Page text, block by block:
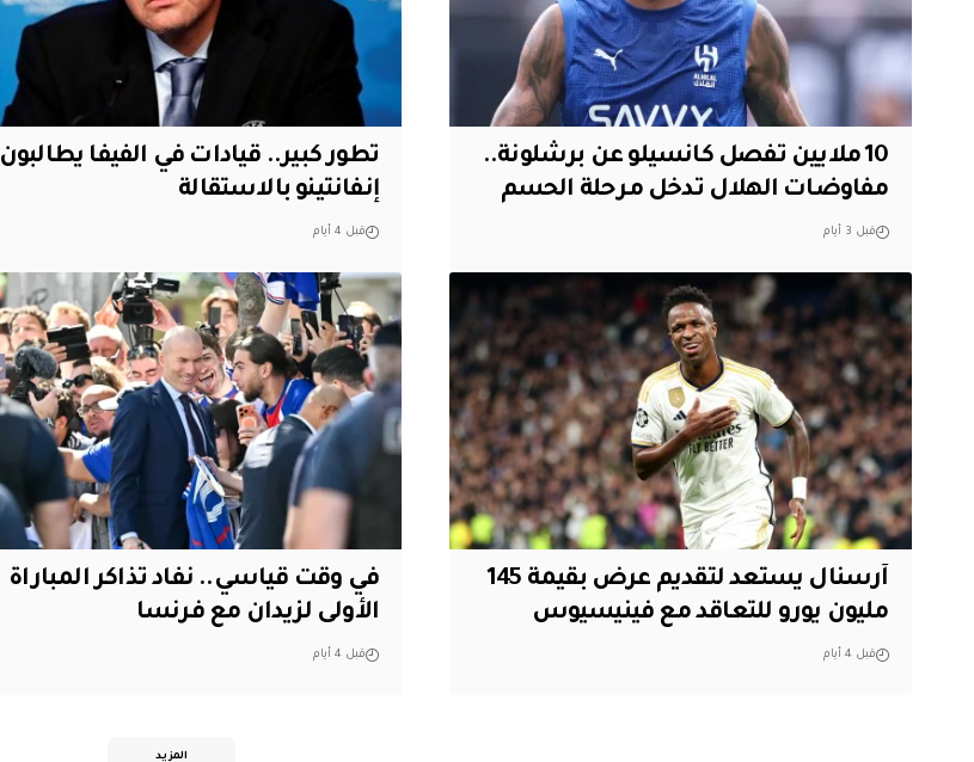
10 ملايين تفصل كانسيلو عن برشلونة..
مفاوضات الهلال تدخل مرحلة الحسم
قبل 3 أيام
تطور كبير.. قيادات في الفيفا يطالبون
إنفانتينو بالاستقالة
قبل 4 أيام
آرسنال يستعد لتقديم عرض بقيمة 145
مليون يورو للتعاقد مع فينيسيوس
قبل 4 أيام
في وقت قياسي.. نفاد تذاكر المباراة
الأولى لزيدان مع فرنسا
قبل 4 أيام
المزيد